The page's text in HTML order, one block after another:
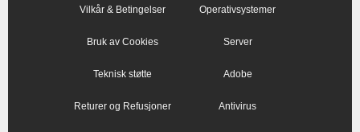
Vilkår & Betingelser
Bruk av Cookies
Teknisk støtte
Returer og Refusjoner
Operativsystemer
Server
Adobe
Antivirus